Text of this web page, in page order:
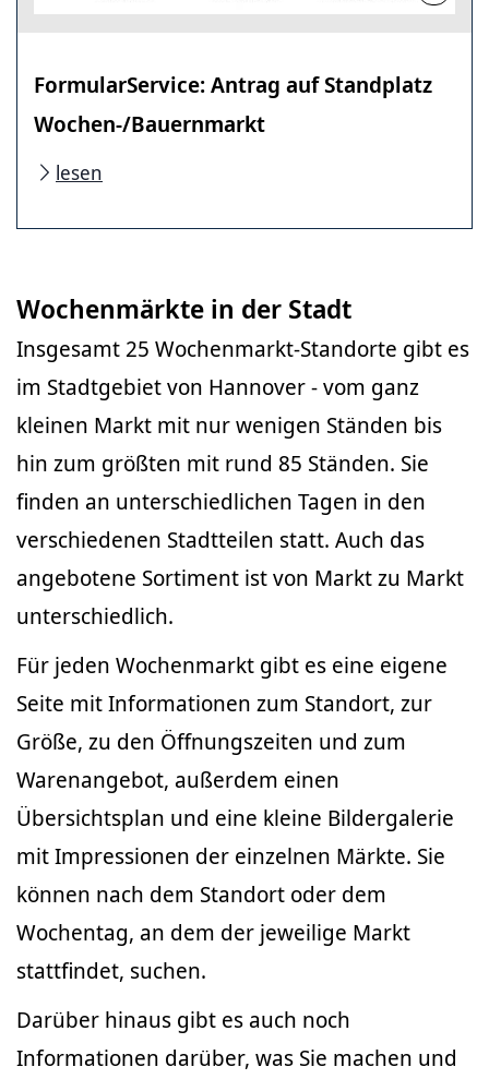
FormularService: Antrag auf Standplatz
Wochen-/Bauernmarkt
lesen
Wochenmärkte in der Stadt
Insgesamt 25 Wochenmarkt-Standorte gibt es
im Stadtgebiet von Hannover - vom ganz
kleinen Markt mit nur wenigen Ständen bis
hin zum größten mit rund 85 Ständen. Sie
finden an unterschiedlichen Tagen in den
verschiedenen Stadtteilen statt. Auch das
angebotene Sortiment ist von Markt zu Markt
unterschiedlich.
Für jeden Wochenmarkt gibt es eine eigene
Seite mit Informationen zum Standort, zur
Größe, zu den Öffnungszeiten und zum
Warenangebot, außerdem einen
Übersichtsplan und eine kleine Bildergalerie
mit Impressionen der einzelnen Märkte. Sie
können nach dem Standort oder dem
Wochentag, an dem der jeweilige Markt
stattfindet, suchen.
Darüber hinaus gibt es auch noch
Informationen darüber, was Sie machen und